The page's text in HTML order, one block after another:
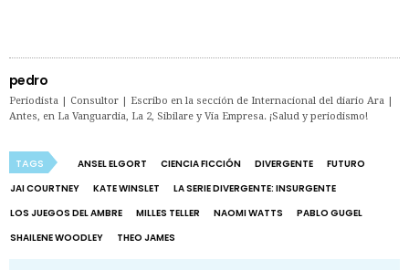
pedro
Periodista | Consultor | Escribo en la sección de Internacional del diario Ara |
Antes, en La Vanguardia, La 2, Sibilare y Vía Empresa. ¡Salud y periodismo!
TAGS ANSEL ELGORT CIENCIA FICCIÓN DIVERGENTE
FUTURO
JAI COURTNEY
KATE WINSLET
LA SERIE DIVERGENTE: INSURGENTE
LOS JUEGOS DEL AMBRE
MILLES TELLER NAOMI WATTS
PABLO GUGEL
SHAILENE WOODLEY
THEO JAMES